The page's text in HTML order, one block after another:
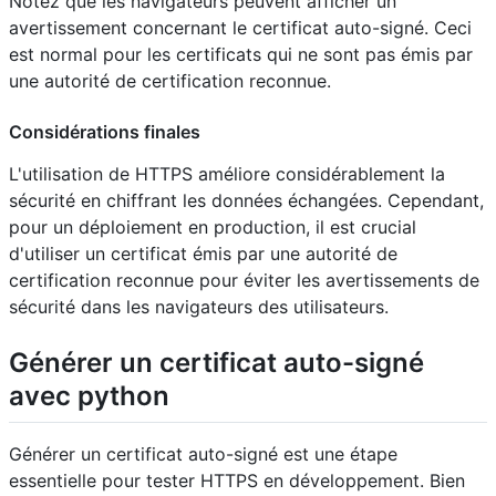
avertissement concernant le certificat auto-signé. Ceci
est normal pour les certificats qui ne sont pas émis par
une autorité de certification reconnue.
Considérations finales
L'utilisation de HTTPS améliore considérablement la
sécurité en chiffrant les données échangées. Cependant,
pour un déploiement en production, il est crucial
d'utiliser un certificat émis par une autorité de
certification reconnue pour éviter les avertissements de
sécurité dans les navigateurs des utilisateurs.
Générer un certificat auto-signé
avec python
Générer un certificat auto-signé est une étape
essentielle pour tester HTTPS en développement. Bien